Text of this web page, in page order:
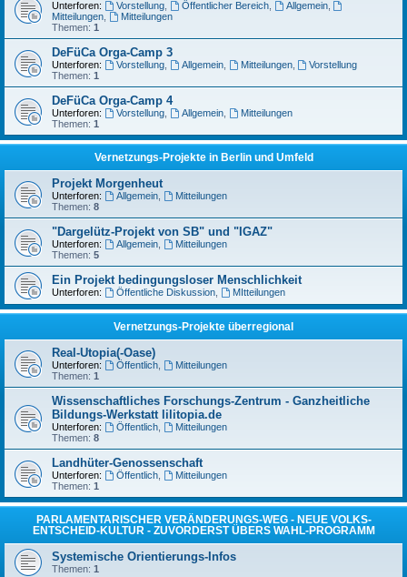
Unterforen: Vorstellung, Öffentlicher Bereich, Allgemein,
Mitteilungen
Mitteilungen
Themen: 1
DeFüCa Orga-Camp 3
Unterforen: Vorstellung, Allgemein, Mitteilungen,
Vorstellung
Themen: 1
DeFüCa Orga-Camp 4
Unterforen: Vorstellung, Allgemein,
Mitteilungen
Themen: 1
Vernetzungs-Projekte in Berlin und Umfeld
Projekt Morgenheut
Unterforen: Allgemein,
Mitteilungen
Themen: 8
"Dargelütz-Projekt von SB" und "IGAZ"
Unterforen: Allgemein,
Mitteilungen
Themen: 5
Ein Projekt bedingungsloser Menschlichkeit
Unterforen: Öffentliche Diskussion, MItteilungen
Vernetzungs-Projekte überregional
Real-Utopia(-Oase)
Unterforen: Öffentlich,
Mitteilungen
Themen: 1
Wissenschaftliches Forschungs-Zentrum - Ganzheitliche
Bildungs-Werkstatt lilitopia.de
Unterforen: Öffentlich,
Mitteilungen
Themen: 8
Landhüter-Genossenschaft
Unterforen: Öffentlich,
Mitteilungen
Themen: 1
PARLAMENTARISCHER VERÄNDERUNGS-WEG - NEUE VOLKS-
ENTSCHEID-KULTUR - ZUVORDERST ÜBERS WAHL-PROGRAMM
Systemische Orientierungs-Infos
Themen: 1